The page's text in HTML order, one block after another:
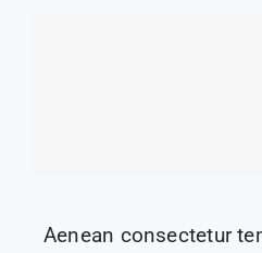
Aenean consectetur